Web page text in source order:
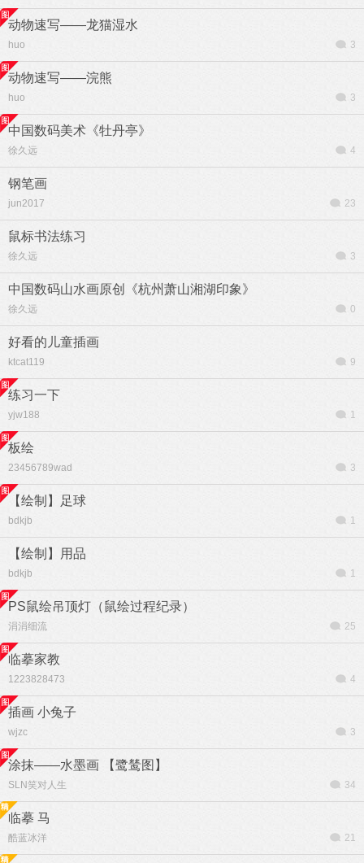
动物速写——龙猫湿水
huo 3
动物速写——浣熊
huo 3
中国数码美术《牡丹亭》
徐久远 4
钢笔画
jun2017 23
鼠标书法练习
徐久远 3
中国数码山水画原创《杭州萧山湘湖印象》
徐久远 0
好看的儿童插画
ktcat119 9
练习一下
yjw188 1
板绘
23456789wad 3
【绘制】足球
bdkjb 1
【绘制】用品
bdkjb 1
PS鼠绘吊顶灯（鼠绘过程纪录）
涓涓细流 25
临摹家教
1223828473 4
插画 小兔子
wjzc 3
涂抹——水墨画 【鹭鸶图】
SLN笑对人生 34
临摹 马
酷蓝冰洋 21